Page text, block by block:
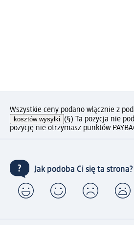
Wszystkie ceny podano włącznie z
kosztów wysyłki (§) Ta pozycja nie
pozycję nie otrzymasz punktów
Jak podoba Ci się ta strona?